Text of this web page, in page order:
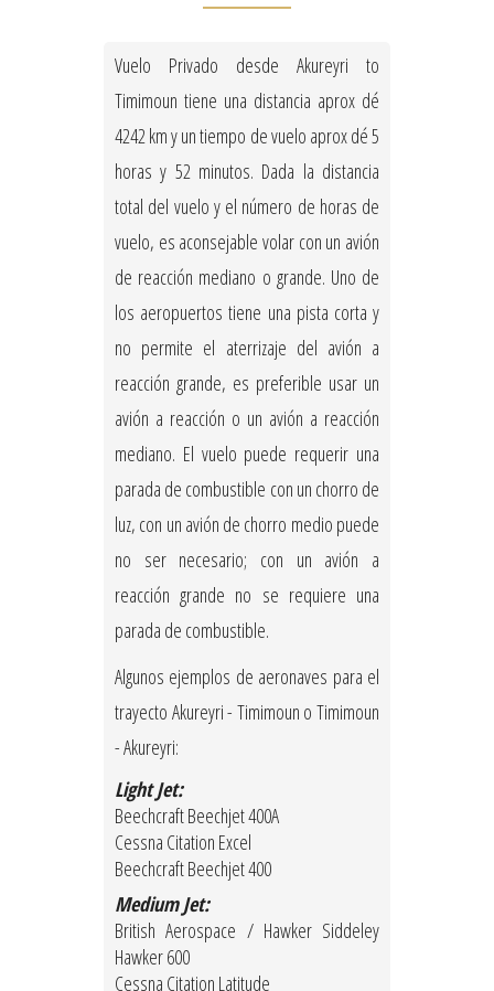
Vuelo Privado desde Akureyri to
Timimoun tiene una distancia aprox dé
4242 km y un tiempo de vuelo aprox dé 5
horas y 52 minutos. Dada la distancia
total del vuelo y el número de horas de
vuelo, es aconsejable volar con un avión
de reacción mediano o grande. Uno de
los aeropuertos tiene una pista corta y
no permite el aterrizaje del avión a
reacción grande, es preferible usar un
avión a reacción o un avión a reacción
mediano. El vuelo puede requerir una
parada de combustible con un chorro de
luz, con un avión de chorro medio puede
no ser necesario; con un avión a
reacción grande no se requiere una
parada de combustible.
Algunos ejemplos de aeronaves para el
trayecto Akureyri - Timimoun o Timimoun
- Akureyri:
Light Jet:
Beechcraft Beechjet 400A
Cessna Citation Excel
Beechcraft Beechjet 400
Medium Jet:
British Aerospace / Hawker Siddeley
Hawker 600
Cessna Citation Latitude